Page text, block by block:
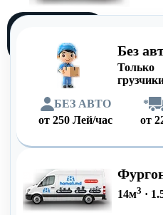
Без
Только
БЕЗ АВТО
от250 Лей/час
*
от
14м3 ·